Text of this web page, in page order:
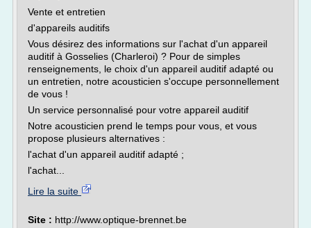
Vente et entretien
d'appareils auditifs
Vous désirez des informations sur l'achat d'un appareil
auditif à Gosselies (Charleroi) ? Pour de simples
renseignements, le choix d'un appareil auditif adapté ou
un entretien, notre acousticien s'occupe personnellement
de vous !
Un service personnalisé pour votre appareil auditif
Notre acousticien prend le temps pour vous, et vous
propose plusieurs alternatives :
l'achat d'un appareil auditif adapté ;
l'achat...
Lire la suite
Site : http://www.optique-brennet.be